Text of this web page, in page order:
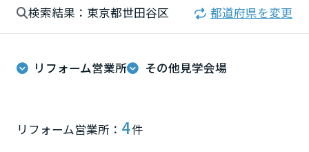
商品ラインアップ
個人のお客さま
賃貸住宅
店舗・各種施設
戸建て・マンション
まちづくり
オーナーサポート
検索結果：東京都世田谷区 都道府県を変更
リフォーム営業所 その他見学会場
リフォーム営業所： 4件